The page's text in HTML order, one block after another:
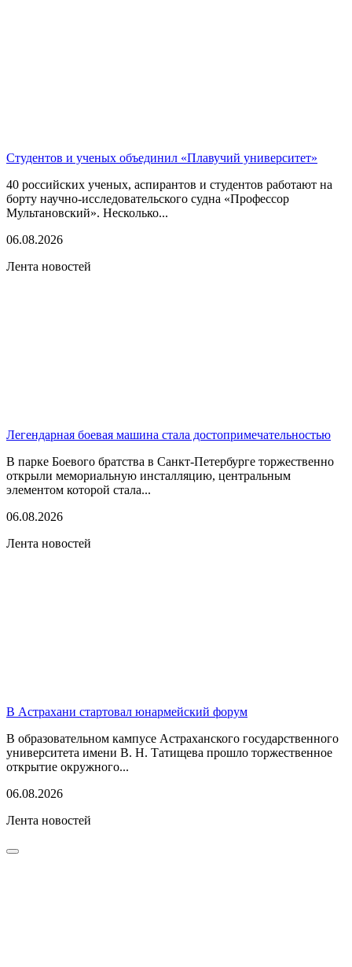
Студентов и ученых объединил «Плавучий университет»
40 российских ученых, аспирантов и студентов работают на
борту научно-исследовательского судна «Профессор
Мультановский». Несколько...
06.08.2026
Лента новостей
Легендарная боевая машина стала достопримечательностью
В парке Боевого братства в Санкт-Петербурге торжественно
открыли мемориальную инсталляцию, центральным
элементом которой стала...
06.08.2026
Лента новостей
В Астрахани стартовал юнармейский форум
В образовательном кампусе Астраханского государственного
университета имени В. Н. Татищева прошло торжественное
открытие окружного...
06.08.2026
Лента новостей